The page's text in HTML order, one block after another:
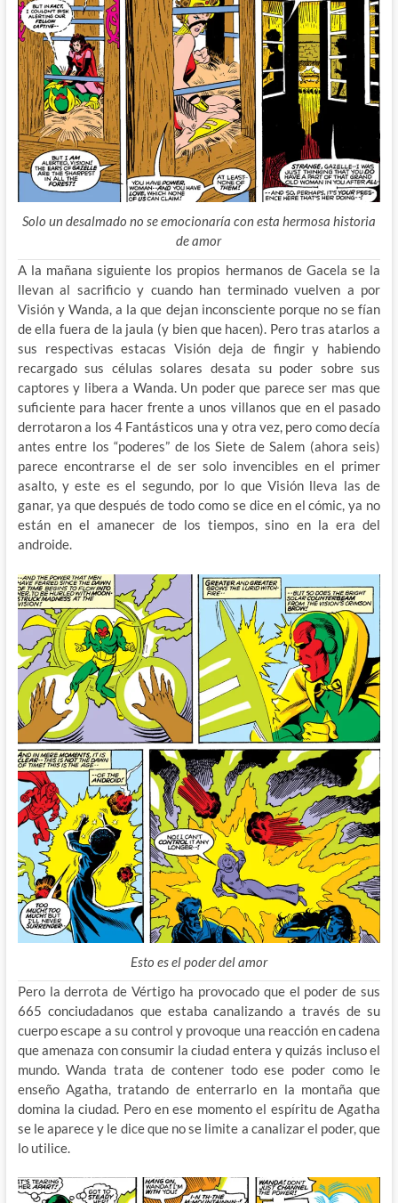
Solo un desalmado no se emocionaría con esta hermosa historia
de amor
A la mañana siguiente los propios hermanos de Gacela se la
llevan al sacrificio y cuando han terminado vuelven a por
Visión y Wanda, a la que dejan inconsciente porque no se fían
de ella fuera de la jaula (y bien que hacen). Pero tras atarlos a
sus respectivas estacas Visión deja de fingir y habiendo
recargado sus células solares desata su poder sobre sus
captores y libera a Wanda. Un poder que parece ser mas que
suficiente para hacer frente a unos villanos que en el pasado
derrotaron a los 4 Fantásticos una y otra vez, pero como decía
antes entre los “poderes” de los Siete de Salem (ahora seis)
parece encontrarse el de ser solo invencibles en el primer
asalto, y este es el segundo, por lo que Visión lleva las de
ganar, ya que después de todo como se dice en el cómic, ya no
están en el amanecer de los tiempos, sino en la era del
androide.
Esto es el poder del amor
Pero la derrota de Vértigo ha provocado que el poder de sus
665 conciudadanos que estaba canalizando a través de su
cuerpo escape a su control y provoque una reacción en cadena
que amenaza con consumir la ciudad entera y quizás incluso el
mundo. Wanda trata de contener todo ese poder como le
enseño Agatha, tratando de enterrarlo en la montaña que
domina la ciudad. Pero en ese momento el espíritu de Agatha
se le aparece y le dice que no se limite a canalizar el poder, que
lo utilice.